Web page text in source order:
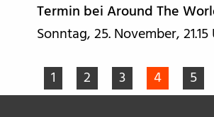
Termin bei Around The
Sonntag, 25. November,
1
2 3 4 5